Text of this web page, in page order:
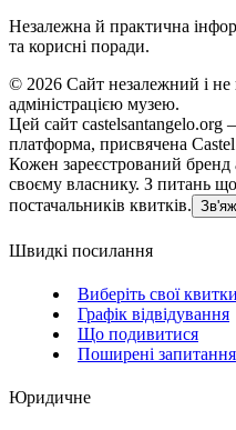
Незалежна й практична
та корисні поради.
© 2026 Сайт незалежний і не
адміністрацією музею.
Цей сайт castelsantangelo.org
платформа, присвячена
Кожен зареєстрований
своєму власнику. З питань
постачальників квитків.
Швидкі посилання
Виберіть свої квитки
Графік відвідування
Що подивитися
Поширені запитання
Юридичне